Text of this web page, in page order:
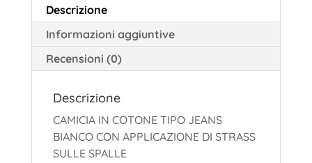
Descrizione
Informazioni aggiuntive
Recensioni (0)
Descrizione
CAMICIA IN COTONE TIPO JEANS
BIANCO CON APPLICAZIONE DI STRASS
SULLE SPALLE